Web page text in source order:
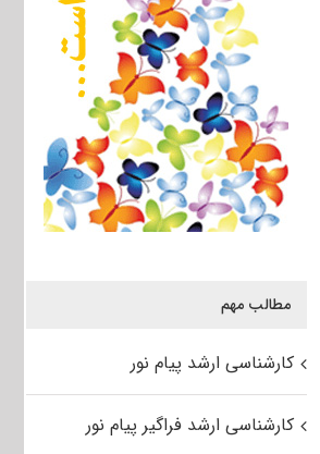
مطالب مهم
کارشناسی ارشد پیام نور
کارشناسی ارشد فراگیر پیام نور